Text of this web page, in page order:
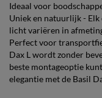
Ideaal voor
Uniek en natuurlijk - Elk
licht variëren in
Perfect voor
Dax L wordt zonder
beste montageoptie
elegantie met de Basil